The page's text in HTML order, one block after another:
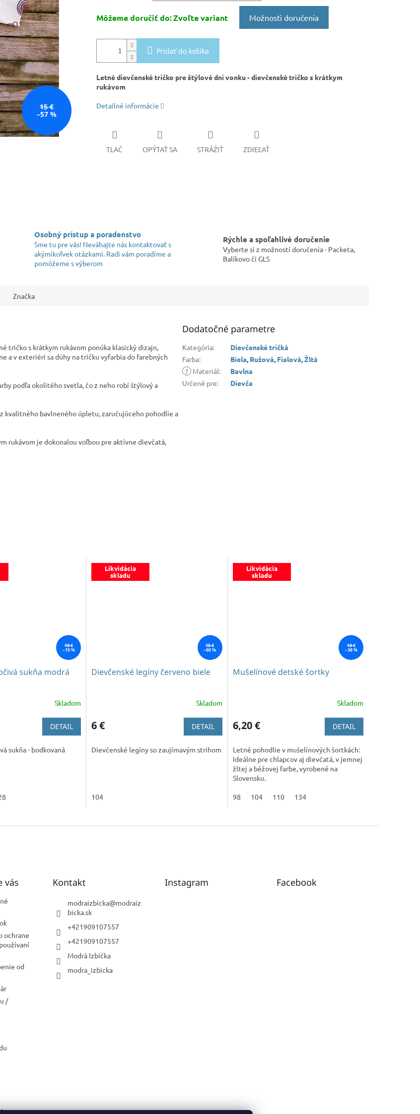
15 €
–57 %
Môžeme doručiť do:Zvoľte variant Možnosti doručenia
Pridať do košíka
Letné dievčenské tričko pre štýlové dni vonku - dievčenské tričko s krátkym
rukávom
Detailné informácie
TLAČ OPÝTAŤ SA STRÁŽIŤ ZDIEĽAŤ
Osobný prístup a poradenstvo
Sme tu pre vás! Neváhajte nás kontaktovať s
akýmikoľvek otázkami. Radi vám poradíme a
pomôžeme s výberom
Rýchle a spoľahlivé doručenie
Vyberte si z možností doručenia - Packeta,
Balíkovo či GLS
Značka
tričko s krátkym rukávom ponúka klasický dizajn,
a v exteriéri sa dúhy na tričku vyfarbia do farebných
podľa okolitého svetla, čo z neho robí štýlový a
kvalitného bavlneného úpletu, zaručujúceho pohodlie a
rukávom je dokonalou voľbou pre aktívne dievčatá,
Dodatočné parametre
Kategória:
Dievčenské tričká
Farba: Biela, Ružová, Fialová,Žltá
? Materiál:
Bavlna
Určené pre: Dievča
10 €
–15 %
sukňa modrá
Skladom
DETAIL
sukňa - bodkovaná
Likvidácia
skladu
15 €
–60 %
Dievčenské legíny červeno biele
Skladom
6 € DETAIL
Dievčenské legíny so zaujímavým strihom
104
Likvidácia
skladu
10 €
–38 %
Mušelínové detské šortky
Skladom
6,20 € DETAIL
Letné pohodlie v mušelínových šortkách:
Ideálne pre chlapcov aj dievčatá, v jemnej
žltej a béžovej farbe, vyrobené na
Slovensku.
98 104 110 134
vás
ochrane
od
/
Kontakt
modraizbicka@modraiz
bicka.sk
+421909107557
+421909107557
Modrá Izbička
modra_izbicka
Instagram Facebook